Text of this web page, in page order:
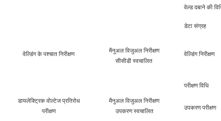
वेल्ड दबाने की
डेटा संग्रह
वेल्डिंग के पश्चात निरीक्षण
मैनुअल विजुअल निरीक्षण
सीसीडी स्वचालित
वेल्डिंग निरीक्षण
डायलेक्ट्रिक वोल्टेज प्रतिरोध
परीक्षण
मैनुअल विजुअल निरीक्षण
उपकरण स्वचालित
परीक्षण विधि
उपकरण परीक्षण